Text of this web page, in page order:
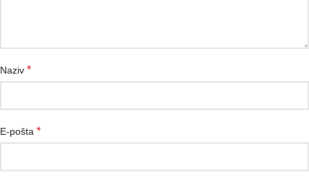
Naziv *
E-pošta *